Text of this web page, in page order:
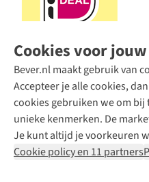
Cookies voor
Bever.nl maakt gebruik van
Accepteer je alle cookies,
cookies gebruiken we om
unieke kenmerken. De
Je kunt altijd je voorkeuren
Cookie policy en 11 partners